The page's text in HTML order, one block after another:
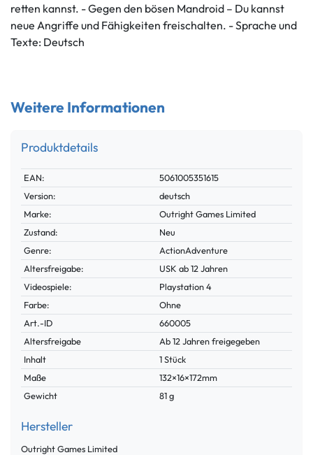
retten kannst. - Gegen den bösen Mandroid – Du kannst
neue Angriffe und Fähigkeiten freischalten. - Sprache und
Texte: Deutsch
Weitere Informationen
Produktdetails
Technisches
Merkmal
Wert
EAN:
5061005351615
Version:
deutsch
Marke:
Outright Games Limited
Zustand:
Neu
Genre:
ActionAdventure
Altersfreigabe:
USK ab 12 Jahren
Videospiele:
Playstation 4
Farbe:
Ohne
Technisches
Merkmal
Wert
Art.-ID
660005
Altersfreigabe
Ab 12 Jahren freigegeben
Inhalt
1 Stück
Maße
132×16×172mm
Gewicht
81 g
Hersteller
Outright Games Limited